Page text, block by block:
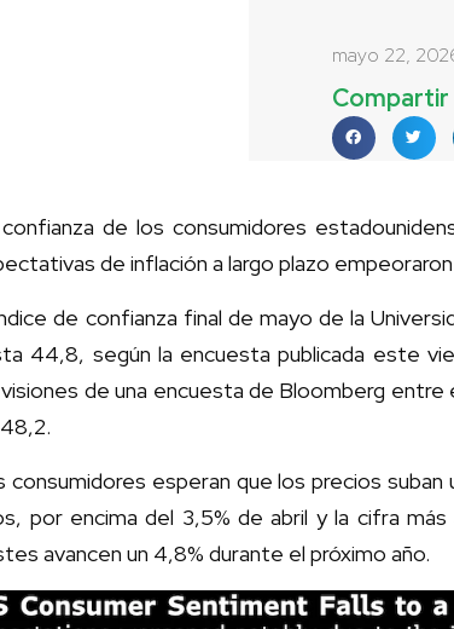
mayo 22,
Compartir
de los consumidores
de inflación a largo plazo
de confianza final de mayo de la
44,8, según la encuesta publicada este
de una encuesta de Bloomberg
consumidores esperan que los precios suban
por encima del 3,5% de abril y la cifra
avancen un 4,8% durante el próximo año.